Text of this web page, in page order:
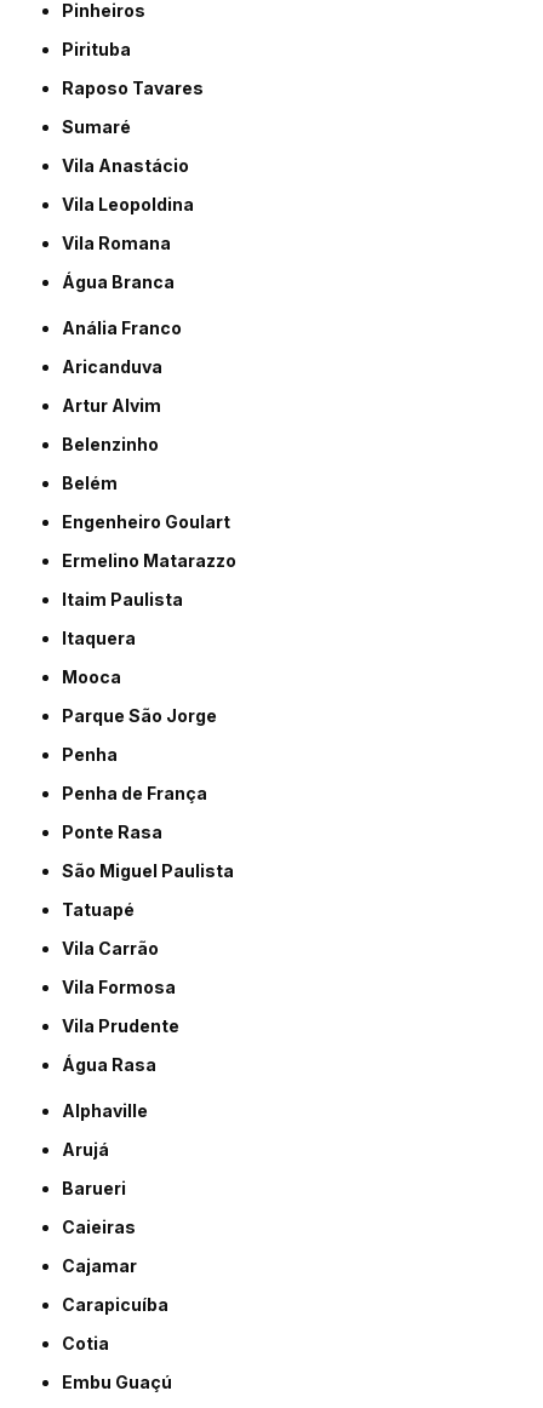
Pinheiros
Pirituba
Raposo Tavares
Sumaré
Vila Anastácio
Vila Leopoldina
Vila Romana
Água Branca
Anália Franco
Aricanduva
Artur Alvim
Belenzinho
Belém
Engenheiro Goulart
Ermelino Matarazzo
Itaim Paulista
Itaquera
Mooca
Parque São Jorge
Penha
Penha de França
Ponte Rasa
São Miguel Paulista
Tatuapé
Vila Carrão
Vila Formosa
Vila Prudente
Água Rasa
Alphaville
Arujá
Barueri
Caieiras
Cajamar
Carapicuíba
Cotia
Embu Guaçú